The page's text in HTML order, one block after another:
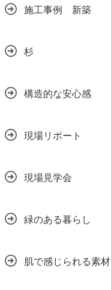
施工事例 新築
杉
構造的な安心感
現場リポート
現場見学会
緑のある暮らし
肌で感じられる素材